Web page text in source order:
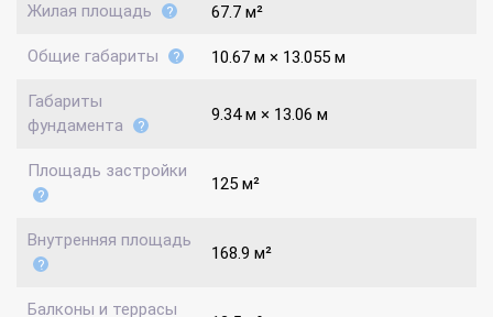
Жилая площадь 67.7 м²
Общие габариты 10.67 м × 13.055 м
Габариты
фундамента
9.34 м × 13.06 м
Площадь застройки
125 м²
Внутренняя площадь
168.9 м²
Балконы и террасы